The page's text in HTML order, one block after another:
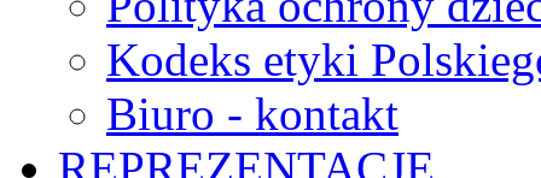
Kodeks etyki
Biuro - kontakt
REPREZENTACJE